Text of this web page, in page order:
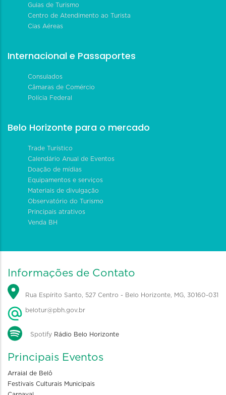
Guias de Turismo
Centro de Atendimento ao Turista
Cias Aéreas
Internacional e Passaportes
Consulados
Câmaras de Comércio
Polícia Federal
Belo Horizonte para o mercado
Trade Turístico
Calendário Anual de Eventos
Doação de mídias
Equipamentos e serviços
Materiais de divulgação
Observatório do Turismo
Principais atrativos
Venda BH
Informações de Contato
Rua Espírito Santo, 527 Centro - Belo Horizonte, MG, 30160-031
belotur@pbh.gov.br
Spotify Rádio Belo Horizonte
Principais Eventos
Arraial de Belô
Festivais Culturais Municipais